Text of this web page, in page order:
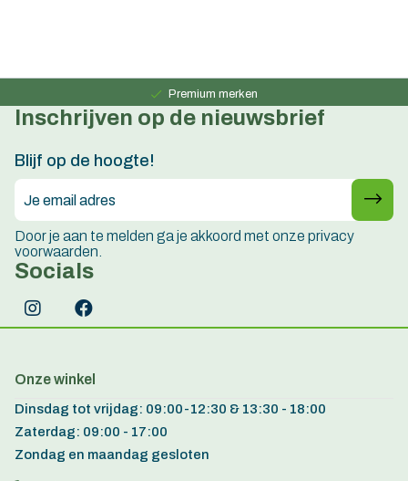
Premium merken
Persoonlijk advies
Inschrijven op de nieuwsbrief
Blijf op de hoogte!
Door je aan te melden ga je akkoord met onze privacy
voorwaarden.
Socials
Onze winkel
Dinsdag tot vrijdag: 09:00-12:30 & 13:30 - 18:00
Zaterdag: 09:00 - 17:00
Zondag en maandag gesloten